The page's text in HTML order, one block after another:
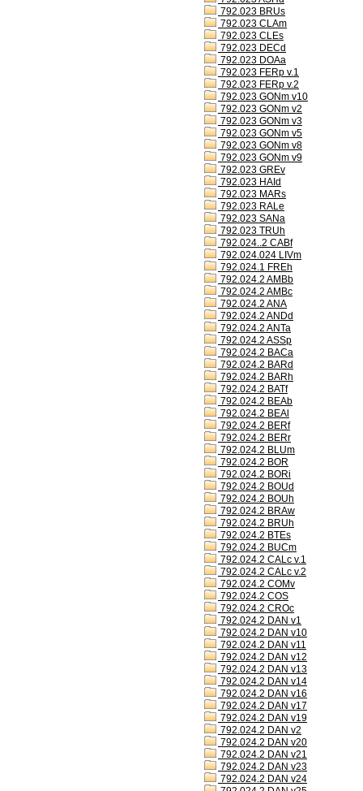
792.023 BRUs
792.023 CLAm
792.023 CLEs
792.023 DECd
792.023 DOAa
792.023 FERp v.1
792.023 FERp v.2
792.023 GONm v10
792.023 GONm v2
792.023 GONm v3
792.023 GONm v5
792.023 GONm v8
792.023 GONm v9
792.023 GREv
792.023 HAId
792.023 MARs
792.023 RALe
792.023 SANa
792.023 TRUh
792.024..2 CABf
792.024.024 LIVm
792.024.1 FREh
792.024.2 AMBb
792.024.2 AMBc
792.024.2 ANA
792.024.2 ANDd
792.024.2 ANTa
792.024.2 ASSp
792.024.2 BACa
792.024.2 BARd
792.024.2 BARh
792.024.2 BATf
792.024.2 BEAb
792.024.2 BEAl
792.024.2 BERf
792.024.2 BERr
792.024.2 BLUm
792.024.2 BOR
792.024.2 BORi
792.024.2 BOUd
792.024.2 BOUh
792.024.2 BRAw
792.024.2 BRUh
792.024.2 BTEs
792.024.2 BUCm
792.024.2 CALc v.1
792.024.2 CALc v.2
792.024.2 COMv
792.024.2 COS
792.024.2 CROc
792.024.2 DAN v1
792.024.2 DAN v10
792.024.2 DAN v11
792.024.2 DAN v12
792.024.2 DAN v13
792.024.2 DAN v14
792.024.2 DAN v16
792.024.2 DAN v17
792.024.2 DAN v19
792.024.2 DAN v2
792.024.2 DAN v20
792.024.2 DAN v21
792.024.2 DAN v23
792.024.2 DAN v24